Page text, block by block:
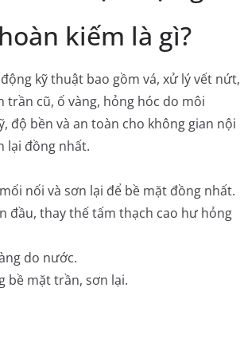
kiếm là gì?
kỹ thuật bao gồm vá, xử lý vết nứt,
trần cũ, ố vàng, hỏng hóc do môi
bền và an toàn cho không gian nội
lại đồng nhất.
nối và sơn lại để bề mặt đồng nhất.
đầu, thay thế tấm thạch cao hư hỏng
do nước.
bề mặt trần, sơn lại.